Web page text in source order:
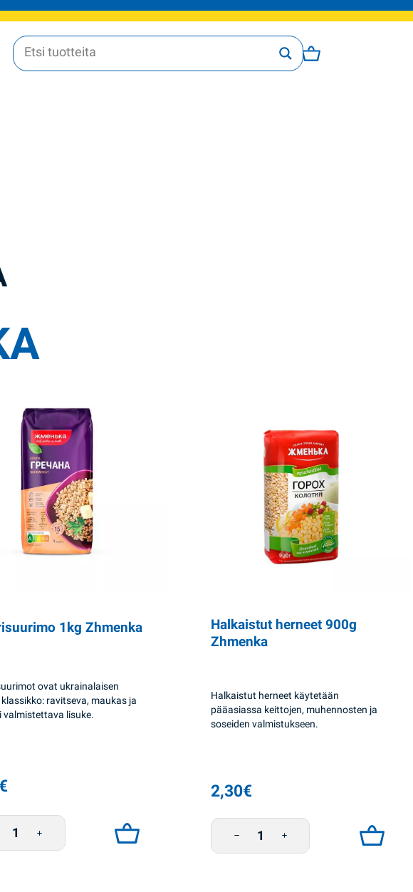
1kg Zhmenka
ovat ukrainalaisen
ravitseva, maukas ja
valmistettava lisuke.
€
1kg Zhmenka määrä
Halkaistut herneet 900g
Zhmenka
Halkaistut herneet käytetään
pääasiassa keittojen, muhennosten ja
soseiden valmistukseen.
2,30€
Halkaistut herneet 900g Zhmenka määrä